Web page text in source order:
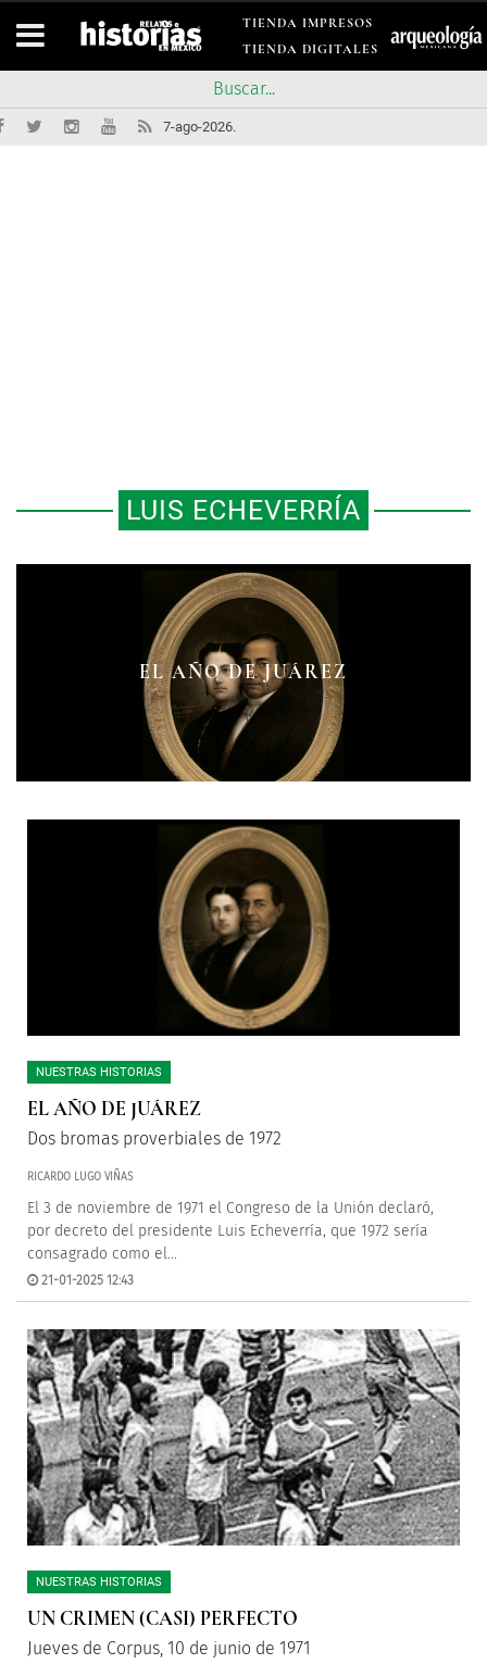
TIENDA IMPRESOS
TIENDA DIGITALES
7-ago-2026.
LUIS ECHEVERRÍA
EL AÑO DE JUÁREZ
UN CRIMEN (CASI) PERFECTO
DE CUANDO LUIS ECHEVERRÍA
ASPIRÓ A SER POETA
NUESTRAS HISTORIAS
EL AÑO DE JUÁREZ
Dos bromas proverbiales de 1972
RICARDO LUGO VIÑAS
El 3 de noviembre de 1971 el Congreso de la Unión declaró,
por decreto del presidente Luis Echeverría, que 1972 sería
consagrado como el...
21-01-2025 12:43
NUESTRAS HISTORIAS
UN CRIMEN (CASI) PERFECTO
Jueves de Corpus, 10 de junio de 1971